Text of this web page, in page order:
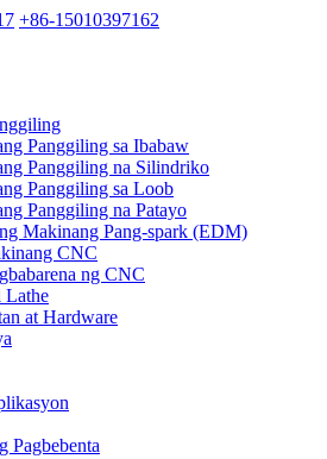
+86-15010397162
Panggiling sa Ibabaw
Panggiling na Silindriko
Panggiling sa Loob
Panggiling na Patayo
Makinang Pang-spark (EDM)
CNC
ng CNC
Lathe
at Hardware
Pagbebenta